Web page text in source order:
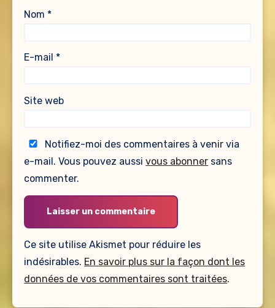
Nom *
E-mail *
Site web
Notifiez-moi des commentaires à venir via
e-mail. Vous pouvez aussivous abonner sans
commenter.
Ce site utilise Akismet pour réduire les
indésirables. En savoir plus sur la façon dont les
données de vos commentaires sont traitées.